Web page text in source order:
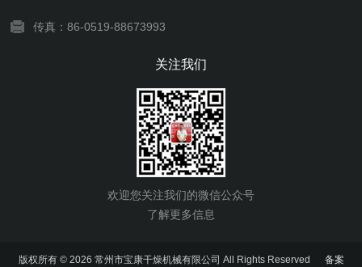
传真：86-0519-88673993
关注我们
欢迎您关注我们的微信公众号
了解更多信息
版权所有 © 2026 常州市宝康干燥机械有限公司 All Rights Reserved 备案